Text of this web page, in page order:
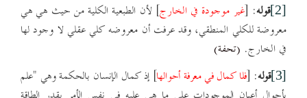
[2]قوله: [غير موجودة في الخارج] لأن الطبعية الكلية من حيث هي هي
معروضة للكلي المنطقي، وقد عرفت أن معروضه كلي عقلي لا وجود لها
في الخارج. (تحفة)
[3]قوله: [فلا كمال في معرفة أحوالها] إذ كمالالإنسان بالحكمةوهي "علم